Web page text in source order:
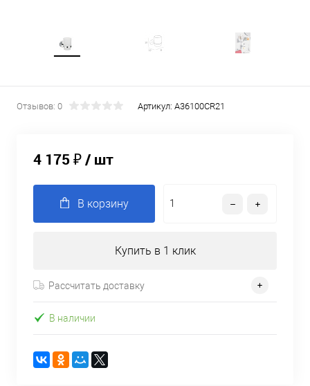
Отзывов: 0 Артикул: A36100CR21
4 175 ₽/ шт
В корзину
Купить в 1 клик
Рассчитать доставку
В наличии